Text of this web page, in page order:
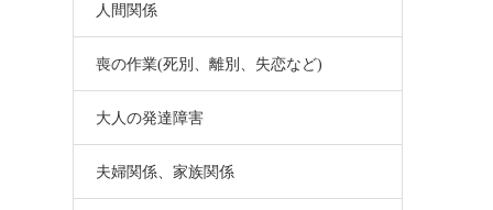
人間関係
喪の作業(死別、離別、失恋など)
大人の発達障害
夫婦関係、家族関係